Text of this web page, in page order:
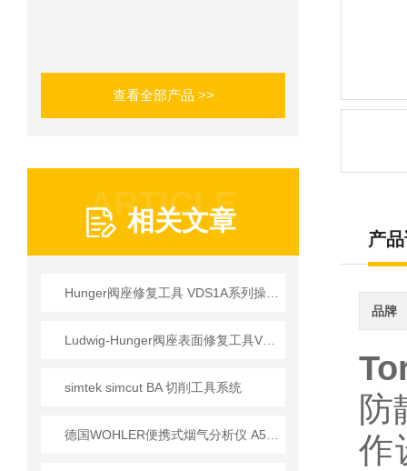
查看全部产品 >>
ARTICLE
相关文章
simtek simcut BA 切削工具系统
产
品牌
防
作